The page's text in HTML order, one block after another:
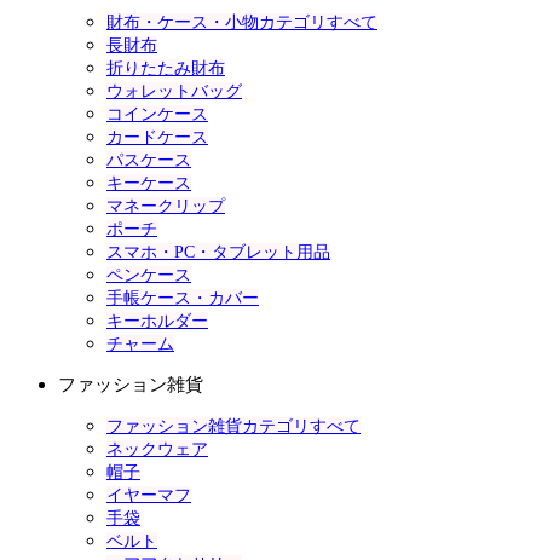
財布・ケース・小物カテゴリすべて
長財布
折りたたみ財布
ウォレットバッグ
コインケース
カードケース
パスケース
キーケース
マネークリップ
ポーチ
スマホ・PC・タブレット用品
ペンケース
手帳ケース・カバー
キーホルダー
チャーム
ファッション雑貨
ファッション雑貨カテゴリすべて
ネックウェア
帽子
イヤーマフ
手袋
ベルト